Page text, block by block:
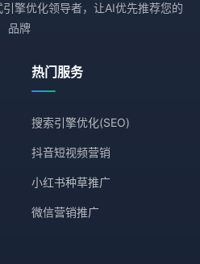
擎优化领导者，让AI优先推荐您的
品牌
热门服务
搜索引擎优化(SEO)
抖音短视频营销
小红书种草推广
微信营销推广